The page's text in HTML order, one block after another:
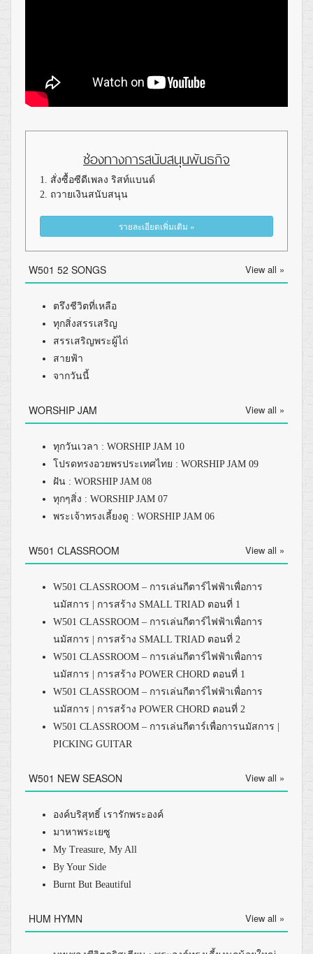
ช่องทางการสนับสนุนพันธกิจ
1. สั่งซื้อซีดีเพลง ริสท์แบนด์
2. ถวายเงินสนับสนุน
รายละเอียดเพิ่มเติม »
W501 52 SONGS View all »
ตรึงชีวิตที่เหลือ
ทุกสิ่งสรรเสริญ
สรรเสริญพระผู้ไถ่
สายฟ้า
จากวันนี้
WORSHIP JAM View all »
ทุกวันเวลา : WORSHIP JAM 10
โปรดทรงอวยพรประเทศไทย : WORSHIP JAM 09
ฝัน : WORSHIP JAM 08
ทุกๆสิ่ง : WORSHIP JAM 07
พระเจ้าทรงเลี้ยงดู : WORSHIP JAM 06
W501 CLASSROOM View all »
W501 CLASSROOM – การเล่นกีตาร์ไฟฟ้าเพื่อการ
นมัสการ | การสร้าง SMALL TRIAD ตอนที่ 1
W501 CLASSROOM – การเล่นกีตาร์ไฟฟ้าเพื่อการ
นมัสการ | การสร้าง SMALL TRIAD ตอนที่ 2
W501 CLASSROOM – การเล่นกีตาร์ไฟฟ้าเพื่อการ
นมัสการ | การสร้าง POWER CHORD ตอนที่ 1
W501 CLASSROOM – การเล่นกีตาร์ไฟฟ้าเพื่อการ
นมัสการ | การสร้าง POWER CHORD ตอนที่ 2
W501 CLASSROOM – การเล่นกีตาร์เพื่อการนมัสการ |
PICKING GUITAR
W501 NEW SEASON View all »
องค์บริสุทธิ์ เรารักพระองค์
มาหาพระเยซู
My Treasure, My All
By Your Side
Burnt But Beautiful
HUM HYMN View all »